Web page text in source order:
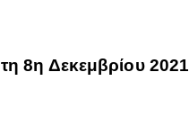
2021